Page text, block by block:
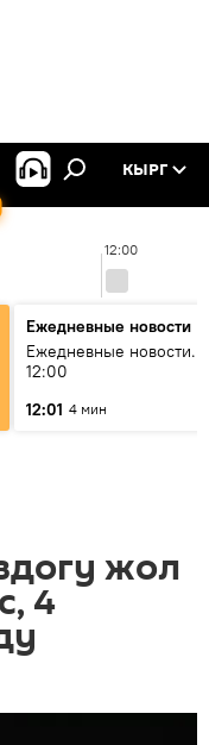
КЫРГ
12:00
Ежедневные новости
Ежедневные новости.
12:00
12:01 4 мин
жол
4